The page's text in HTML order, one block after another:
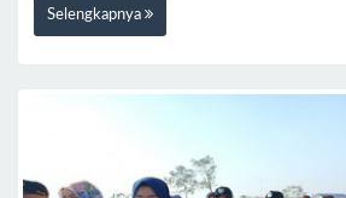
Selengkapnya